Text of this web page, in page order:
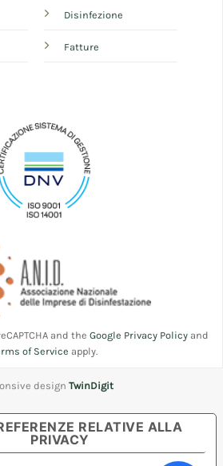
Disinfezione
Fatture
and the Google Privacy Policyand
of Service apply.
design TwinDigit
RELATIVE ALLA
PRIVACY